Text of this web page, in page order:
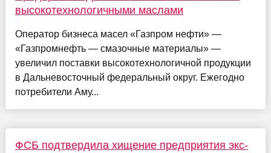
высокотехнологичными маслами
Оператор бизнеса масел «Газпром нефти» —
«Газпромнефть — смазочные материалы» —
увеличил поставки высокотехнологичной продукции
в Дальневосточный федеральный округ. Ежегодно
потребители Аму...
ФСБ подтвердила хищение предприятия экс-